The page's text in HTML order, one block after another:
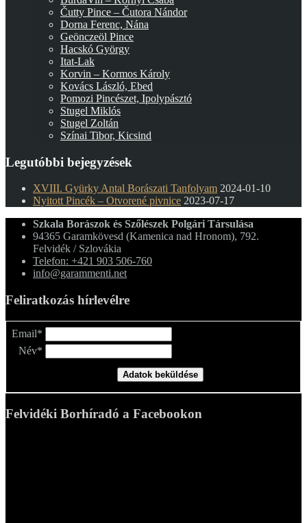
Čutty Pince – Čutora Nándor
Dorna Ferenc, Nána
Geönczeöl Pince
Hacskó György
Itat-Lak
Korvin – Kormos Károly
Kovács László, Ebed
Pomozi Pincészet, Ipolypásztó
Stugel Miklós
Stugel Zoltán
Színai Tibor, Kicsind
Legutóbbi bejegyzések
XVIII. Gyürky Antal Borászati Tanfolyam 2024-01-10
Nyitott Pincék – Otvorené pivnice 2023-07-17
Szkala Borászok és Szőlészek Polgári Társulása
94365 Garamkövesd (Kamenica nad Hronom), 792.
Felvidék / Szlovákia
Telefon: +421 903 506-760
info@garammenti.net
Feliratkozás hírlevélre
Email*
Név*
Felvidéki Borhíradó a Facebookon